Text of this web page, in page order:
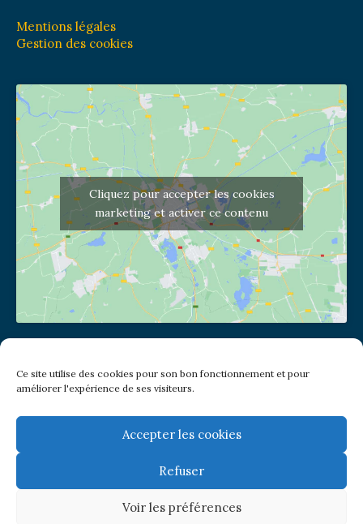
Ce site utilise des cookies pour son bon fonctionnement et pour
améliorer l'expérience de ses visiteurs.
Accepter les cookies
Refuser
Voir les préférences
Mentions légales
Gestion des cookies
Cliquez pour accepter les cookies
marketing et activer ce contenu
(pas de courrier à cette adresse)
2 place Jules Joffrin - 75018
Metro: Jules Joffrin ou Simplon
Bus : Mairie du XVIII
Newsletter